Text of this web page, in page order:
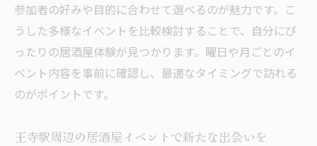
参加者の好みや目的に合わせて選べるのが魅力です。こ
うした多様なイベントを比較検討することで、自分にぴ
ったりの居酒屋体験が見つかります。曜日や月ごとのイ
ベント内容を事前に確認し、最適なタイミングで訪れる
のがポイントです。
王寺駅周辺の居酒屋イベントで新たな出会いを